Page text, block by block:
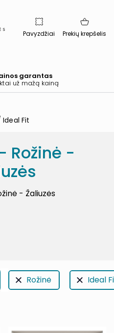
Pavyzdžiai Prekių krepšelis
garantas
už mažą kainą
Ideal Fit
Rožinė -
- Žaliuzės
Rožinė Ideal